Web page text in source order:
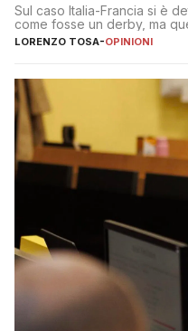
Sul caso Italia-Francia si è
come fosse un derby, ma
LORENZO TOSA-OPINIONI